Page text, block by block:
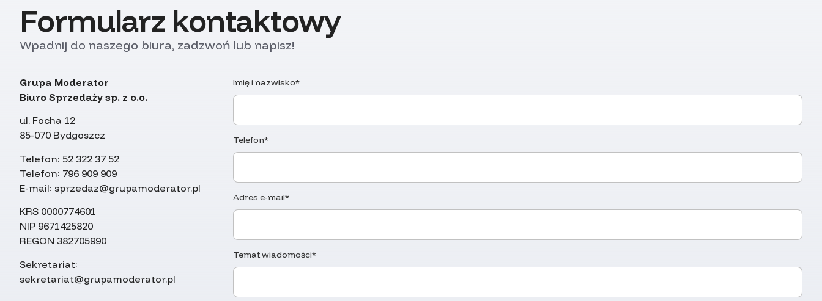
Formularz kontaktowy
Wpadnij do naszego biura, zadzwoń lub napisz!
Grupa Moderator
Biuro Sprzedaży sp. z o.o.
ul. Focha 12
85-070 Bydgoszcz
Telefon: 52 322 37 52
Telefon: 796 909 909
E-mail: sprzedaz@grupamoderator.pl
KRS 0000774601
NIP 9671425820
REGON 382705990
Sekretariat:
sekretariat@grupamoderator.pl
Imię i nazwisko*
Telefon*
Adres e-mail*
Temat wiadomości*